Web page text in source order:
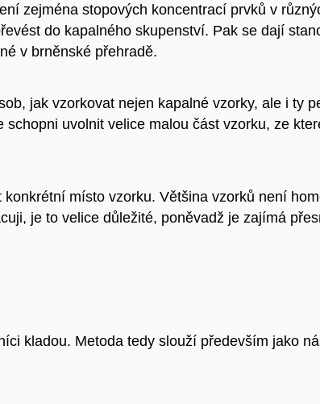
zejména stopových koncentrací prvků v
do kapalného skupenství. Pak se dají
v brněnské přehradě.
jak vzorkovat nejen kapalné vzorky, ale i ty
uvolnit velice malou část vzorku, ze
místo vzorku. Většina vzorků není
je to velice důležité, poněvadž je zajímá
kladou. Metoda tedy slouží především jako